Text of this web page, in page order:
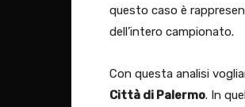
questo caso è
dell’intero campionato.
Con questa analisi
Città di Palermo. In